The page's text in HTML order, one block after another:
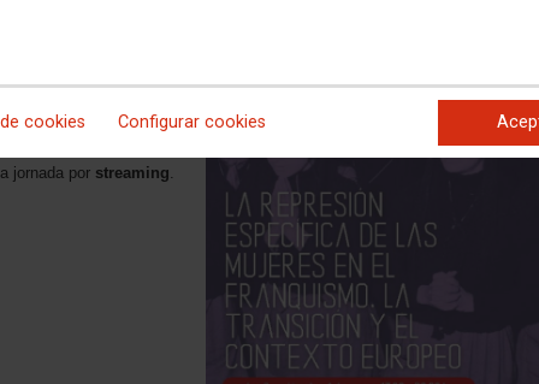
cookies Configurar cookies
de las mujeres en el
la CCOO Andalucía,
Sevilla
jornada por streaming.